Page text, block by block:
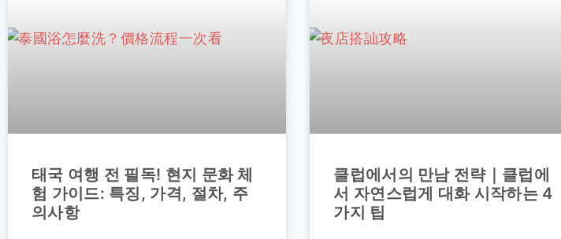
태국 여행 전 필독! 현지 문화 체
험 가이드: 특징, 가격, 절차, 주
의사항
클럽에서의 만남 전략｜클럽에
서 자연스럽게 대화 시작하는 4
가지 팁